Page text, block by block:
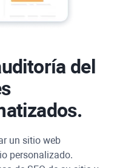
del
un sitio web
personalizado.